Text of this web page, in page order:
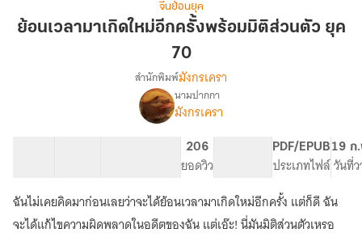
มา
มิติ
ตัว
ยุค
จีนย้อนยุค
ย้อนเวลามาเกิดใหม่อีกครั้งพร้อมมิติส่วนตัว ยุค
70
เรื่อง
ย้อน
เวลา
มา
เกิด
ใหม่
อีก
ครั้ง
พร้อม
สำนักพิมพ์มังกรเครา
นามปากกา
มังกรเครา
206
ยอดวิว
PDF/EPUB
ประเภทไฟล์
19 ก
วันที่
ฉันไม่เคยคิดมาก่อนเลยว่าจะได้ย้อนเวลามาเกิดใหม่อีกครั้ง แต่ก็ดี ฉัน
จะได้แก้ไขความผิดพลาดในอดีตของฉัน แต่เอ๊ะ! นี่มันมิติส่วนตัวเหรอ